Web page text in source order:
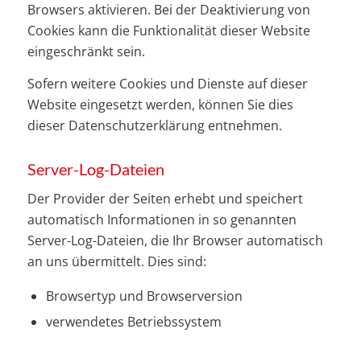
Browsers aktivieren. Bei der Deaktivierung von
Cookies kann die Funktionalität dieser Website
eingeschränkt sein.
Sofern weitere Cookies und Dienste auf dieser
Website eingesetzt werden, können Sie dies
dieser Datenschutzerklärung entnehmen.
Server-Log-Dateien
Der Provider der Seiten erhebt und speichert
automatisch Informationen in so genannten
Server-Log-Dateien, die Ihr Browser automatisch
an uns übermittelt. Dies sind:
Browsertyp und Browserversion
verwendetes Betriebssystem